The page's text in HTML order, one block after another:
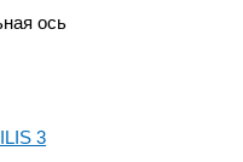
ось
3